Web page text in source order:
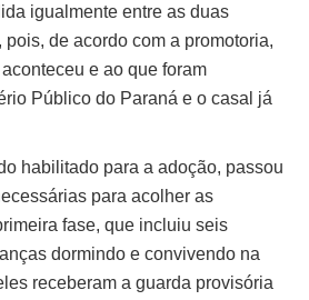
igualmente entre as duas
de acordo com a promotoria,
e ao que foram
Público do Paraná e o casal já
habilitado para a adoção, passou
para acolher as
fase, que incluiu seis
dormindo e convivendo na
receberam a guarda provisória